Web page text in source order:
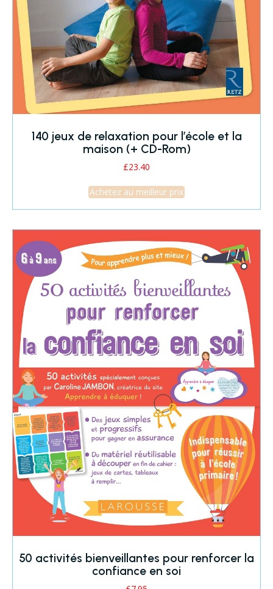
140 jeux de relaxation pour l’école et la
maison (+ CD-Rom)
£23.40
Achetez au meilleur prix
50 activités bienveillantes pour renforcer la
confiance en soi